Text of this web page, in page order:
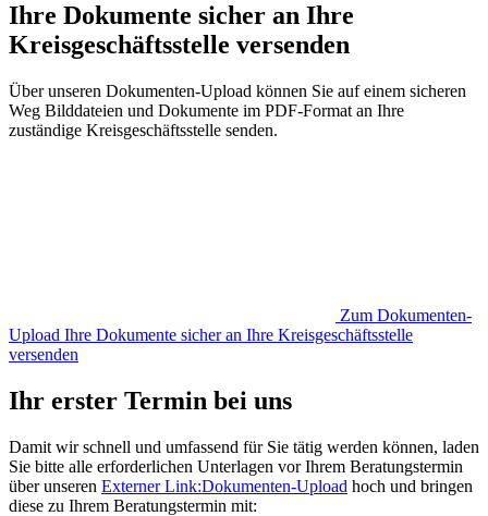
Ihre Dokumente sicher an Ihre
Kreisgeschäftsstelle versenden
Über unseren Dokumenten-Upload können Sie auf einem sicheren
Weg Bilddateien und Dokumente im PDF-Format an Ihre
zuständige Kreisgeschäftsstelle senden.
Zum Dokumenten-
Upload Ihre Dokumente sicher an Ihre Kreisgeschäftsstelle
versenden
Ihr erster Termin bei uns
Damit wir schnell und umfassend für Sie tätig werden können, laden
Sie bitte alle erforderlichen Unterlagen vor Ihrem Beratungstermin
über unseren Externer Link:Dokumenten-Upload hoch und bringen
diese zu Ihrem Beratungstermin mit: